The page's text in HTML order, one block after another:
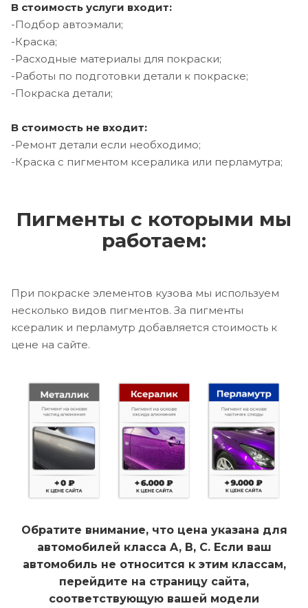
В стоимость услуги входит:
-Подбор автоэмали;
-Краска;
-Расходные материалы для покраски;
-Работы по подготовки детали к покраске;
-Покраска детали;
В стоимость не входит:
-Ремонт детали если необходимо;
-Краска с пигментом ксералика или перламутра;
Пигменты с которыми мы
работаем:
При покраске элементов кузова мы используем
несколько видов пигментов. За пигменты
ксералик и перламутр добавляется стоимость к
цене на сайте.
Обратите внимание, что цена указана для
автомобилей класса A, B, C. Если ваш
автомобиль не относится к этим классам,
перейдите на страницу сайта,
соответствующую вашей модели